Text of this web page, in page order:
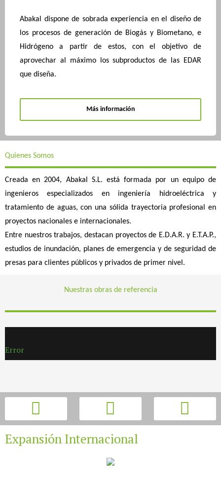
Abakal dispone de sobrada experiencia en el diseño de
los procesos de generación de Biogás y Biometano, e
Hidrógeno a partir de estos, con el objetivo de
aprovechar al máximo los subproductos de las EDAR
que diseña.
Más información
Quienes Somos
Creada en 2004, Abakal S.L. está formada por un equipo de
ingenieros especializados en ingeniería hidroeléctrica y
tratamiento de aguas, con una sólida trayectoria profesional en
proyectos nacionales e internacionales.
Entre nuestros trabajos, destacan proyectos de E.D.A.R. y E.T.A.P.,
estudios de inundación, planes de emergencia y de seguridad de
presas para clientes públicos y privados de primer nivel.
Nuestras obras de referencia
Error
Expansión Internacional